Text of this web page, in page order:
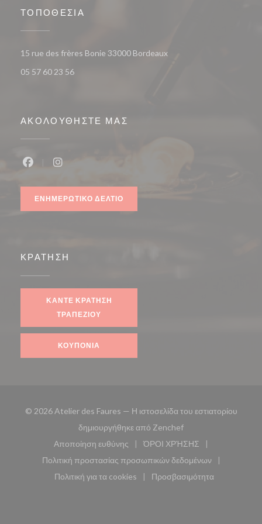
ΤΟΠΟΘΕΣΊΑ
15 rue des frères Bonie 33000 Bordeaux((ανοίγει σε νέο
05 57 60 23 56
ΑΚΟΛΟΥΘΉΣΤΕ ΜΑΣ
ΕΝΗΜΕΡΩΤΙΚΌ ΔΕΛΤΊΟ
ΚΡΆΤΗΣΗ
ΚΆΝΤΕ ΚΡΆΤΗΣΗ
ΤΡΑΠΕΖΙΟΎ
ΚΟΥΠΌΝΙΑ
© 2026 Atelier des Faures — Η ιστοσελίδα του εστιατορίου
δημιουργήθηκε από Zenchef((ανοίγει σε νέο
Αποποίηση ευθύνης
((ανοίγει σε νέο παράθυρο))
ΌΡΟΙ ΧΡΉΣΗΣ
((ανοίγει σε νέο
Πολιτική προστασίας προσωπικών δεδομένων
((ανοίγει σε νέο παράθυρο))
Πολιτική για τα cookies
((ανοίγει σε νέο παράθυρο))
Προσβασιμότητα
((ανοίγει σε νέο